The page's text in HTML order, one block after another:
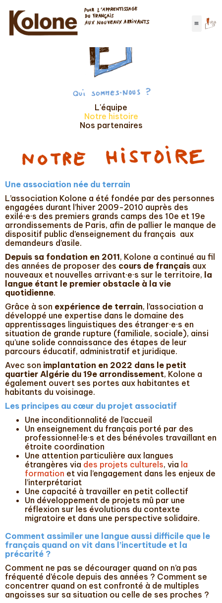
L'équipe
Notre histoire
Nos partenaires
Une association née du terrain
L’association Kolone a été fondée par des personnes
engagées durant l’hiver 2009-2010 auprès des
exilé·e·s des premiers grands camps des 10e et 19e
arrondissements de Paris, afin de pallier le manque de
dispositif public d’enseignement du français aux
demandeurs d’asile.
Depuis sa fondation en 2011, Kolone a continué au fil
des années de proposer des cours de français aux
nouveaux et nouvelles arrivant·e·s sur le territoire, la
langue étant le premier obstacle à la vie
quotidienne.
Grâce à son expérience de terrain, l’association a
développé une expertise dans le domaine des
apprentissages linguistiques des étranger·e·s en
situation de grande rupture (familiale, sociale), ainsi
qu’une solide connaissance des étapes de leur
parcours éducatif, administratif et juridique.
Avec son implantation en 2022 dans le petit
quartier Algérie du 19e arrondissement, Kolone a
également ouvert ses portes aux habitantes et
habitants du voisinage.
Les principes au cœur du projet associatif
Une inconditionnalité de l’accueil
Un enseignement du français porté par des
professionnel·le·s et des bénévoles travaillant en
étroite coordination
Une attention particulière aux langues
étrangères via des projets culturels, via la
formation et via l’engagement dans les enjeux de
l’interprétariat
Une capacité à travailler en petit collectif
Un développement de projets mû par une
réflexion sur les évolutions du contexte
migratoire et dans une perspective solidaire.
Comment assimiler une langue aussi difficile que le
français quand on vit dans l’incertitude et la
précarité ?
Comment ne pas se décourager quand on n’a pas
fréquenté d’école depuis des années ? Comment se
concentrer quand on est confronté à de multiples
angoisses sur sa situation ou celle de ses proches ?